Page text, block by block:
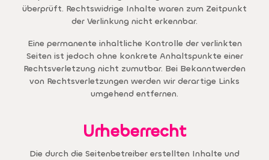
überprüft. Rechtswidrige Inhalte waren zum Zeitpunkt
der Verlinkung nicht erkennbar.
Eine permanente inhaltliche Kontrolle der verlinkten
Seiten ist jedoch ohne konkrete Anhaltspunkte einer
Rechtsverletzung nicht zumutbar. Bei Bekanntwerden
von Rechtsverletzungen werden wir derartige Links
umgehend entfernen.
Urheberrecht
Die durch die Seitenbetreiber erstellten Inhalte und